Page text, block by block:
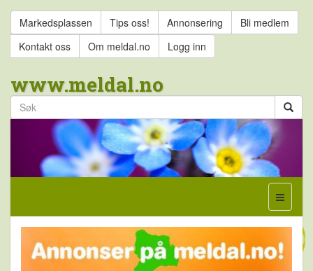
Markedsplassen Tips oss! Annonsering
Bli medlem
Kontakt oss
Om meldal.no Logg inn
www.meldal.no